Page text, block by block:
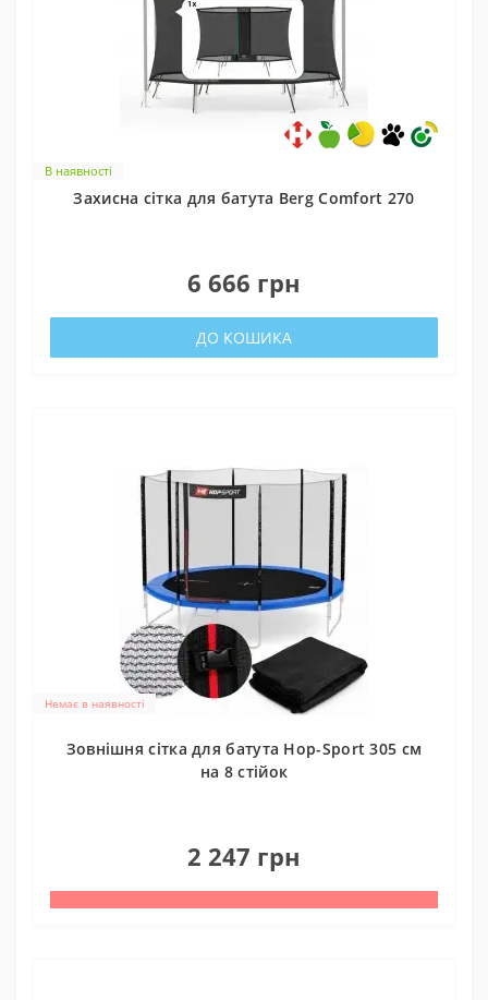
В наявності
Захисна сітка для батута Berg Comfort 270
6 666 грн
ДО КОШИКА
Немає в наявності
Зовнішня сітка для батута Hop-Sport 305 см
на 8 стійок
2 247 грн